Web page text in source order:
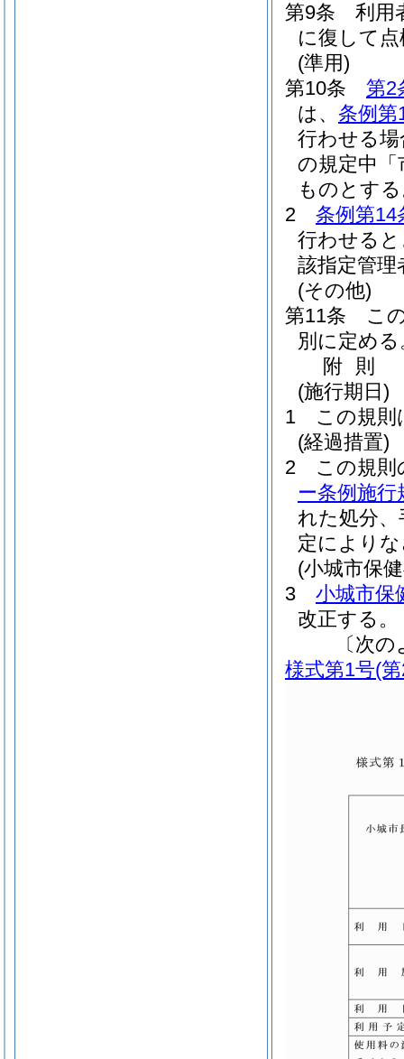
第9条
利用
に復して
(準用)
第10条
第2
は、 条例第
行わせる
の規定中
ものとす
2
条例第14
行わせる
該指定管
(その他)
第11条
こ
別に定める
附 則
(施行期日)
1
この規則
(経過措置)
2
この規則
ー条例施行
れた処分
定により
(小城市保
3
小城市保
改正する。
〔次
様式第1号(